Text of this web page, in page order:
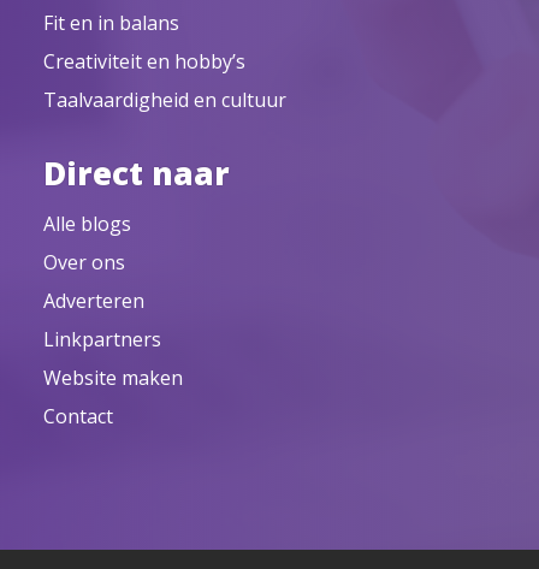
Fit en in balans
Creativiteit en hobby’s
Taalvaardigheid en cultuur
Direct naar
Alle blogs
Over ons
Adverteren
Linkpartners
Website maken
Contact